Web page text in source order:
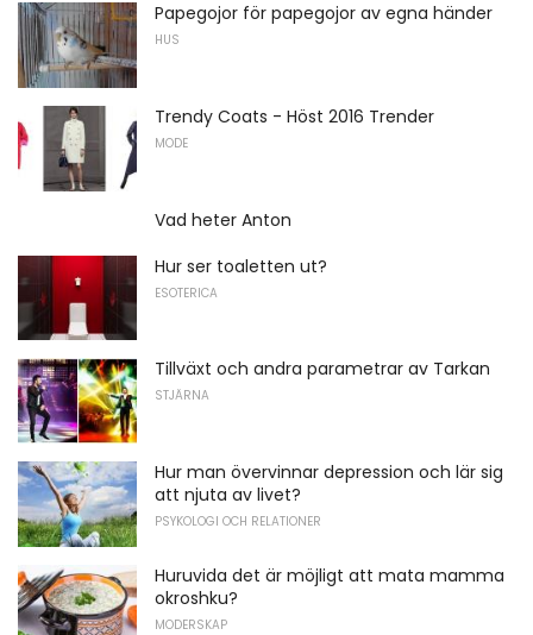
Papegojor för papegojor av egna händer
HUS
Trendy Coats - Höst 2016 Trender
MODE
Vad heter Anton
Hur ser toaletten ut?
ESOTERICA
Tillväxt och andra parametrar av Tarkan
STJÄRNA
Hur man övervinnar depression och lär sig
att njuta av livet?
PSYKOLOGI OCH RELATIONER
Huruvida det är möjligt att mata mamma
okroshku?
MODERSKAP